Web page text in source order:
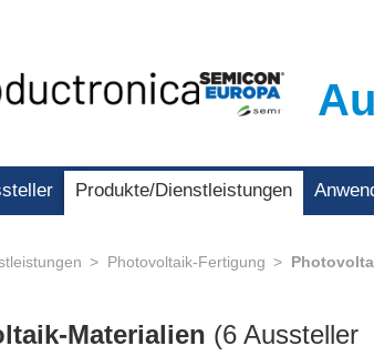
Produkte/Dienstleistungen
Photovoltaik-Fertigung
Materialien (6 Aussteller